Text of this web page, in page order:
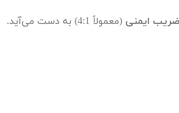
ضریب ایمنی (معمولاً 4:1) به دست می‌آید.